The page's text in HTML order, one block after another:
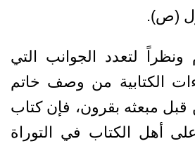
(ص).
ونظراً لتعدد الجوانب التي
الكتابية من وصف خاتم
قبل مبعثه بقرون، فإن كتاب
أهل الكتاب في التوراة